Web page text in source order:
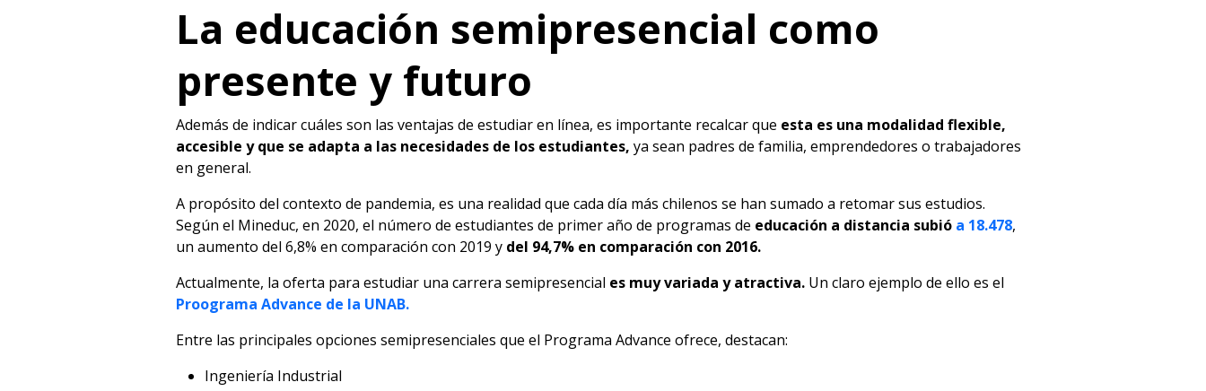
La educación semipresencial como
presente y futuro
Además de indicar cuáles son las ventajas de estudiar en línea, es importante recalcar que esta es una modalidad flexible,
accesible y que se adapta a las necesidades de los estudiantes, ya sean padres de familia, emprendedores o trabajadores
en general.
A propósito del contexto de pandemia, es una realidad que cada día más chilenos se han sumado a retomar sus estudios.
Según el Mineduc, en 2020, el número de estudiantes de primer año de programas de educación a distancia subió a 18.478,
un aumento del 6,8% en comparación con 2019 y del 94,7% en comparación con 2016.
Actualmente, la oferta para estudiar una carrera semipresencial es muy variada y atractiva. Un claro ejemplo de ello es el
Proograma Advance de la UNAB.
Entre las principales opciones semipresenciales que el Programa Advance ofrece, destacan:
Ingeniería Industrial